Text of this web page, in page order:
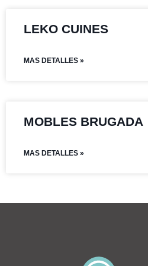
LEKO CUINES
MAS DETALLES »
MOBLES BRUGADA
MAS DETALLES »